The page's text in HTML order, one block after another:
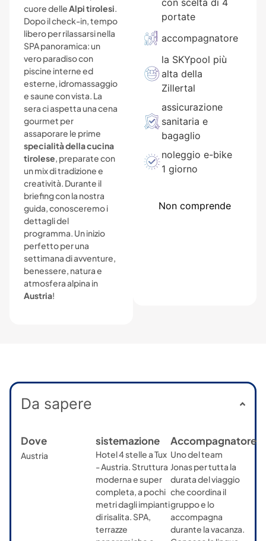
cuore delleAlpi tirolesi.
Dopo il check-in, tempo
libero per rilassarsi nella
SPA panoramica: un
vero paradiso con
piscine interne ed
esterne, idromassaggio
e saune con vista. La
sera ci aspetta una cena
gourmet per
assaporare le prime
specialità della cucina
tirolese, preparate con
un mix di tradizione e
creatività. Durante il
briefing con la nostra
guida, conosceremo i
dettagli del
programma. Un inizio
perfetto per una
settimana di avventure,
benessere, natura e
atmosfera alpina in
Austria!
Non comprende
con scelta di 4
portate
accompagnatore
la SKYpool più
alta della
Zillertal
assicurazione
sanitaria e
bagaglio
noleggio e-bike
1 giorno
Da sapere
Dove
Austria
sistemazione
Hotel 4 stelle a Tux
- Austria. Struttura
moderna e super
completa, a pochi
metri dagli impianti
di risalita. SPA,
terrazze
Accompagnatore
Uno del team
Jonas per tutta la
durata del viaggio
che coordina il
gruppo e lo
accompagna
durante la vacanza.